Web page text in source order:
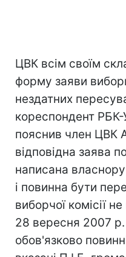
ЦВК всім своїм
форму заяви
нездатних
кореспондент РБК-
пояснив член ЦВК
відповідна заява
написана
і повинна бути
виборчої комісії
28 вересня 2007 р.
обов'язково